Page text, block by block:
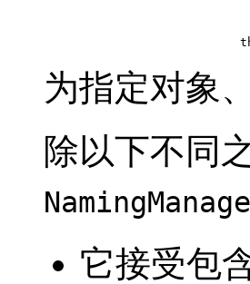
为指定对象
除以下不同
它接受包